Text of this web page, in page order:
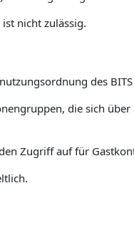
nicht zulässig.
des
die sich
Zugriff auf für